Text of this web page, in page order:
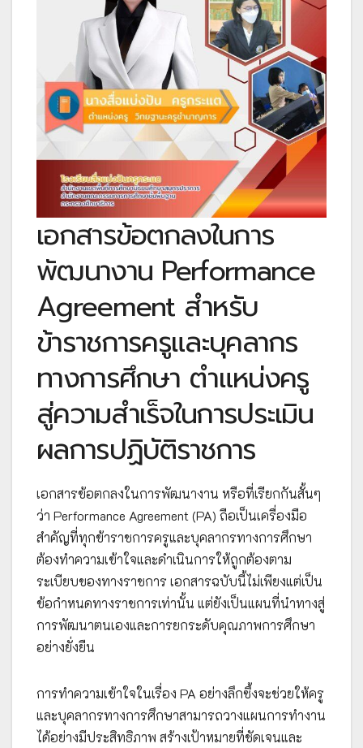
เอกสารข้อตกลงในการ
พัฒนางาน Performance
Agreement สำหรับ
ข้าราชการครูและบุคลากร
ทางการศึกษา ตำแหน่งครู
สู่ความสำเร็จในการประเมิน
ผลการปฏิบัติราชการ
เอกสารข้อตกลงในการพัฒนางาน หรือที่เรียกกันสั้นๆ
ว่า Performance Agreement (PA) ถือเป็นเครื่องมือ
สำคัญที่ทุกข้าราชการครูและบุคลากรทางการศึกษา
ต้องทำความเข้าใจและดำเนินการให้ถูกต้องตาม
ระเบียบของทางราชการ เอกสารฉบับนี้ไม่เพียงแต่เป็น
ข้อกำหนดทางราชการเท่านั้น แต่ยังเป็นแผนที่นำทางสู่
การพัฒนาตนเองและการยกระดับคุณภาพการศึกษา
อย่างยั่งยืน
การทำความเข้าใจในเรื่อง PA อย่างลึกซึ้งจะช่วยให้ครู
และบุคลากรทางการศึกษาสามารถวางแผนการทำงาน
ได้อย่างมีประสิทธิภาพ สร้างเป้าหมายที่ชัดเจนและ